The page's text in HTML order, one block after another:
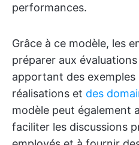
performances.
Grâce à ce modèle, les
préparer aux
apportant des
réalisations et des
modèle peut également
faciliter les discussions